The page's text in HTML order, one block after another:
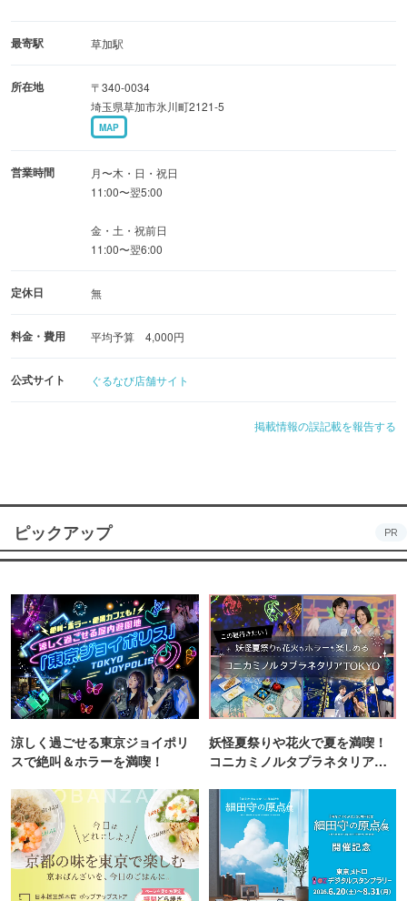
学生用フリータイムなどお得なプランもございます♪
最寄駅 草加駅
所在地
〒340-0034
埼玉県草加市氷川町2121-5
MAP
営業時間
月〜木・日・祝日
11:00〜翌5:00
金・土・祝前日
11:00〜翌6:00
定休日 無
料金・費用 平均予算 4,000円
公式サイト ぐるなび店舗サイト
掲載情報の誤記載を報告する
ピックアップ PR
涼しく過ごせる東京ジョイポリ
スで絶叫＆ホラーを満喫！
妖怪夏祭りや花火で夏を満喫！
コニカミノルタプラネタリア